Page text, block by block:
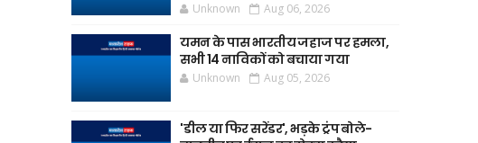
Unknown Aug 06, 2026
यमन के पास भारतीय जहाज पर हमला,
सभी 14 नाविकों को बचाया गया
Unknown Aug 05, 2026
'डील या फिर सरेंडर', भड़के ट्रंप बोले-